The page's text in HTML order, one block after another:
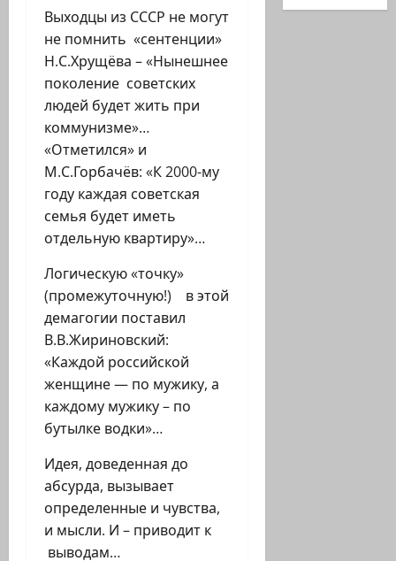
Выходцы из СССР не могут
не помнить «сентенции»
Н.С.Хрущёва – «Нынешнее
поколение советских
людей будет жить при
коммунизме»…
«Отметился» и
М.С.Горбачёв: «К 2000-му
году каждая советская
семья будет иметь
отдельную квартиру»…
Логическую «точку»
(промежуточную!) в этой
демагогии поставил
В.В.Жириновский:
«Каждой российской
женщине — по мужику, а
каждому мужику – по
бутылке водки»…
Идея, доведенная до
абсурда, вызывает
определенные и чувства,
и мысли. И – приводит к
выводам…